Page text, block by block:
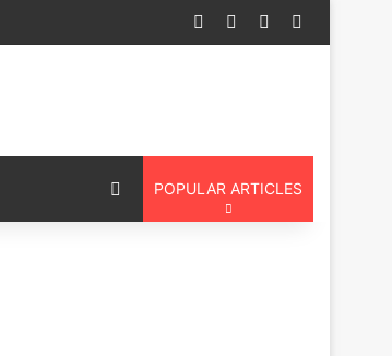
Log InRandom Article
Sidebar
Switch skin
POPULAR ARTICLES